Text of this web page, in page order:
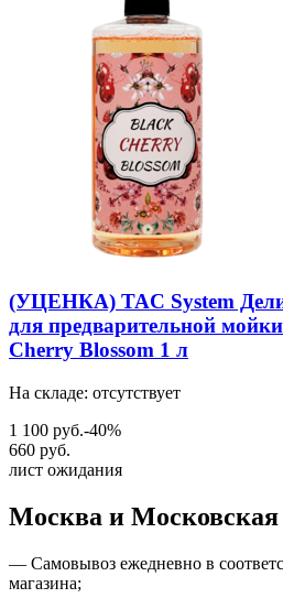
(УЦЕНКА) TAC System
для предварительной
Cherry Blossom 1 л
На складе: отсутствует
1 100 руб.-40%
660 руб.
лист ожидания
Москва и Московская
— Самовывоз ежедневно в
магазина;